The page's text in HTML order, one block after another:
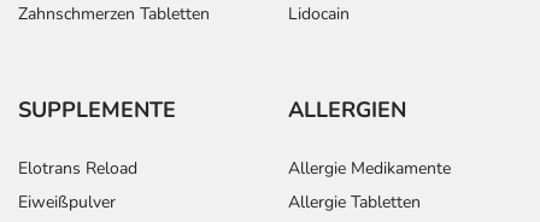
Zahnschmerzen Tabletten
Lidocain
SUPPLEMENTE
Elotrans Reload
Eiweißpulver
ALLERGIEN
Allergie Medikamente
Allergie Tabletten